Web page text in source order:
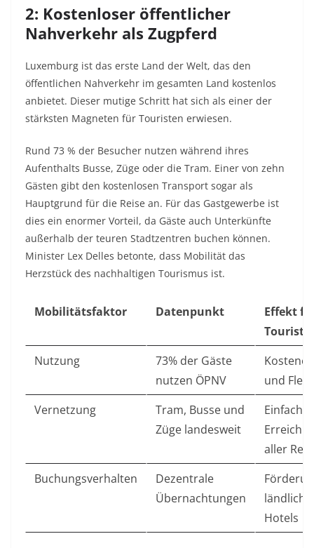
2: Kostenloser öffentlicher
Nahverkehr als Zugpferd
Luxemburg ist das erste Land der Welt, das den
öffentlichen Nahverkehr im gesamten Land kostenlos
anbietet. Dieser mutige Schritt hat sich als einer der
stärksten Magneten für Touristen erwiesen.
Rund 73 % der Besucher nutzen während ihres
Aufenthalts Busse, Züge oder die Tram. Einer von zehn
Gästen gibt den kostenlosen Transport sogar als
Hauptgrund für die Reise an. Für das Gastgewerbe ist
dies ein enormer Vorteil, da Gäste auch Unterkünfte
außerhalb der teuren Stadtzentren buchen können.
Minister Lex Delles betonte, dass Mobilität das
Herzstück des nachhaltigen Tourismus ist.
Mobilitätsfaktor Datenpunkt
Effekt
Nutzung
73% der Gäste
nutzen ÖPNV
und
Vernetzung
Tram, Busse und
Züge landesweit
Einfache
aller
Buchungsverhalten
Dezentrale
Übernachtungen
Hotels